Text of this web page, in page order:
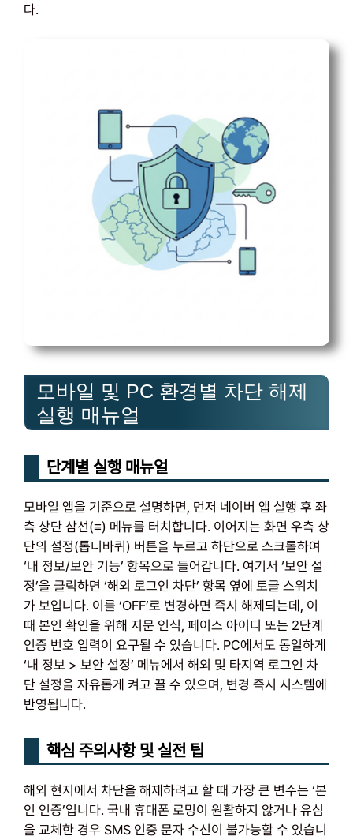
다.
모바일 및 PC 환경별 차단 해제
실행 매뉴얼
단계별 실행 매뉴얼
모바일 앱을 기준으로 설명하면, 먼저 네이버 앱 실행 후 좌
측 상단 삼선(≡) 메뉴를 터치합니다. 이어지는 화면 우측 상
단의 설정(톱니바퀴) 버튼을 누르고 하단으로 스크롤하여
‘내 정보/보안 기능’ 항목으로 들어갑니다. 여기서 ‘보안 설
정’을 클릭하면 ‘해외 로그인 차단’ 항목 옆에 토글 스위치
가 보입니다. 이를 ‘OFF’로 변경하면 즉시 해제되는데, 이
때 본인 확인을 위해 지문 인식, 페이스 아이디 또는 2단계
인증 번호 입력이 요구될 수 있습니다. PC에서도 동일하게
‘내 정보 > 보안 설정’ 메뉴에서 해외 및 타지역 로그인 차
단 설정을 자유롭게 켜고 끌 수 있으며, 변경 즉시 시스템에
반영됩니다.
핵심 주의사항 및 실전 팁
해외 현지에서 차단을 해제하려고 할 때 가장 큰 변수는 ‘본
인 인증’입니다. 국내 휴대폰 로밍이 원활하지 않거나 유심
을 교체한 경우 SMS 인증 문자 수신이 불가능할 수 있습니